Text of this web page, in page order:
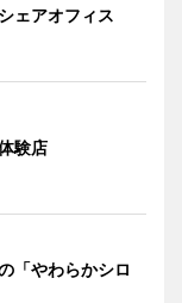
ェアオフィス
験店
「やわらかシロ